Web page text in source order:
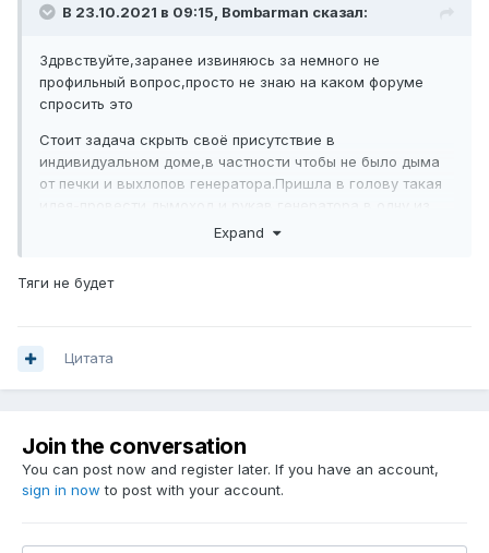
В 23.10.2021 в 09:15, Bombarman сказал:
Здрвствуйте,заранее извиняюсь за немного не
профильный вопрос,просто не знаю на каком форуме
спросить это
Стоит задача скрыть своё присутствие в
индивидуальном доме,в частности чтобы не было дыма
от печки и выхлопов генератора.Пришла в голову такая
комнат,чтобы дым оседал в той комнате,а саму комнату
Expand
Тяги не будет
Цитата
Join the conversation
You can post now and register later. If you have an account,
sign in now to post with your account.